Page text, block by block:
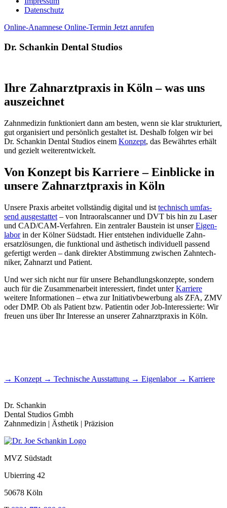
Daten­schutz
Online-Anamnese Online-Termin Jetzt anrufen
Dr. Schankin Dental Studios
Ihre Zahn­arzt­praxis in Köln – was uns
auszeichnet
Zahn­medizin funk­tio­niert dann am besten, wenn sie klar struk­tu­riert,
gut orga­ni­siert und persön­lich gestaltet ist. Deshalb folgen wir bei
Dr. Schankin Dental Studios einem Konzept, das Bewährtes erhält
und gezielt weiter­ent­wi­ckelt.
Von Konzept bis Karriere – Einblicke in
unsere Zahn­arzt­praxis in Köln
Unsere Praxis arbeitet voll­ständig digital und ist tech­nisch umfas­
send ausge­stattet – von Intra­o­ral­scanner und DVT bis hin zu Laser
und CAD/CAM-Verfahren. Ein zentraler Baustein ist unserEigen­
laborin der Kölner Südstadt. Hier entstehen indi­vi­du­elle Zahn­
ersatz­lö­sungen, die funk­tional und ästhe­tisch indi­vi­duell passend
gefer­tigt werden – dank direkter Abstim­mung zwischen Zahn­tech­
niker, Zahn­arzt und Patient.
Und wer sich nicht nur für unsere Behand­lungs­kon­zepte, sondern
auch für die Zusam­men­ar­beit inter­es­siert, findet unterKarriere
weitere Infor­ma­tionen – etwa zur Initia­tiv­be­wer­bung als ZFA, ZMV
oder DMP. Ob als Patient bzw. Pati­entin oder Job-Inter­es­sierte: Wir
freuen uns über Ihr Inter­esse an unserer Zahn­arzt­praxis in Köln.
→ Konzept → Technische Ausstattung → Eigen­labor → Karriere
Dr. Schankin
Dental Studios Gmbh
Zahn­medizin | Ästhetik | Präzi­sion
MVZ Südstadt
Ubier­ring 42
50678 Köln